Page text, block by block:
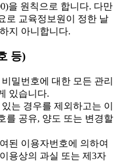
을 원칙으로 합니다. 다만
로 교육정보원이 정한 날
지 아니합니다.
등)
밀번호에 대한 모든 관리
있습니다.
는 경우를 제외하고는 이
를 공유, 양도 또는 변경할
된 이용자번호에 의하여
용상의 과실 또는 제3자